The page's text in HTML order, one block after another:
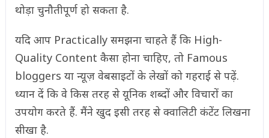
थोड़ा चुनौतीपूर्ण हो सकता है.
यदि आप Practically समझना चाहते हैं कि High-
Quality Content कैसा होना चाहिए, तो Famous
bloggers या न्यूज़ वेबसाइटों के लेखों को गहराई से पढ़ें.
ध्यान दें कि वे किस तरह से यूनिक शब्दों और विचारों का
उपयोग करते हैं. मैंने खुद इसी तरह से क्वालिटी कंटेंट लिखना
सीखा है.